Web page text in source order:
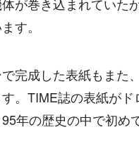
が巻き込まれていた
す。
完成した表紙もまた
。TIME誌の表紙がド
年の歴史の中で初め